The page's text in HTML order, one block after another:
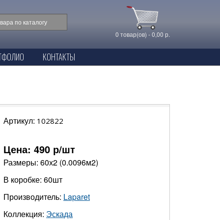
0 товар(ов) - 0,00 р.
КОНТАКТЫ
Артикул: 102822
Цена: 490 р/шт
Размеры: 60х2 (0.0096м2)
В коробке: 60шт
Производитель: Laparet
Коллекция: Эскада